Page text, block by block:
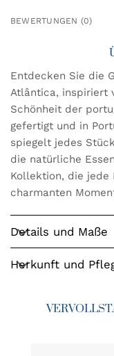
BEWERTUNGEN (0)
Entdecken Sie die
Atlântica, inspiriert
Schönheit der
gefertigt und in
spiegelt jedes
die natürliche
Kollektion, die jede
charmanten
Details und Maße
Herkunft und